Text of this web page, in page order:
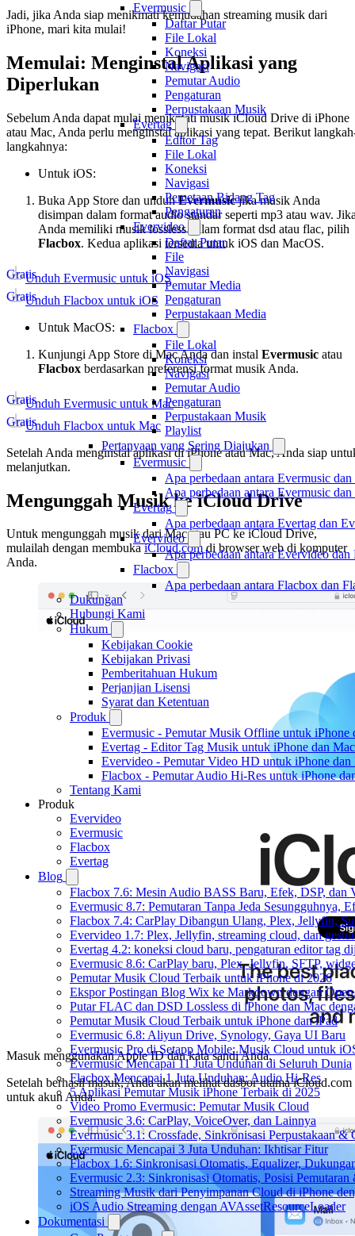
Evermusic
Daftar Putar
File Lokal
Koneksi
Navigasi
Pemutar Audio
Pengaturan
Perpustakaan Musik
Evertag
Editor Tag
File Lokal
Koneksi
Navigasi
Pemetaan Bidang Tag
Pengaturan
Evervideo
Daftar Putar
File
Navigasi
Pemutar Media
Pengaturan
Perpustakaan Media
Flacbox
File Lokal
Koneksi
Navigasi
Pemutar Audio
Pengaturan
Perpustakaan Musik
Playlist
Pertanyaan yang Sering Diajukan
Evermusic
Apa perbedaan antara Evermusic
Apa perbedaan antara Evermusic
Evertag
Apa perbedaan antara Evertag dan
Evervideo
Apa perbedaan antara Evervideo
Flacbox
Apa perbedaan antara Flacbox dan
Dukungan
Hubungi Kami
Hukum
Kebijakan Cookie
Kebijakan Privasi
Pemberitahuan Hukum
Perjanjian Lisensi
Syarat dan Ketentuan
Produk
Evermusic - Pemutar Musik Offline untuk iPhone
Evertag - Editor Tag Musik untuk iPhone dan Mac
Evervideo - Pemutar Video HD untuk iPhone dan
Flacbox - Pemutar Audio Hi-Res untuk iPhone
Tentang Kami
Produk
Evervideo
Evermusic
Flacbox
Evertag
Blog
Flacbox 7.6: Mesin Audio BASS Baru, Efek, DSP, dan
Evermusic 8.7: Pemutaran Tanpa Jeda
Flacbox 7.4: CarPlay Dibangun Ulang, Plex, Jellyfin,
Evervideo 1.7: Plex, Jellyfin, streaming cloud, dan
Evertag 4.2: koneksi cloud baru, pengaturan editor tag
Evermusic 8.6: CarPlay baru, Plex, Jellyfin, SFTP,
Pemutar Musik Cloud Terbaik untuk iPhone di 2026
Ekspor Postingan Blog Wix ke Markdown dengan
Putar FLAC dan DSD Lossless di iPhone dan Mac
Pemutar Musik Cloud Terbaik untuk iPhone dan iPad
Evermusic 6.8: Aliyun Drive, Synology, Gaya UI Baru
Evermusic Pro di Setapp Mobile: Musik Cloud untuk
Evermusic Mencapai 11 Juta Unduhan di Seluruh Dunia
Flacbox Mencapai 1 Juta Unduhan: Audio Hi-Res
5 Aplikasi Pemutar Musik iPhone Terbaik di 2025
Video Promo Evermusic: Pemutar Musik Cloud
Evermusic 3.6: CarPlay, VoiceOver, dan Lainnya
Evermusic 3.1: Crossfade, Sinkronisasi Perpustakaan &
Evermusic Mencapai 3 Juta Unduhan: Ikhtisar Fitur
Flacbox 1.6: Sinkronisasi Otomatis, Equalizer,
Evermusic 2.3: Sinkronisasi Otomatis, Posisi Pemutaran
Streaming Musik dari Penyimpanan Cloud di iPhone
iOS Audio Streaming dengan AVAssetResourceLoader
Dokumentasi
Jadi, jika Anda siap menikmati kemudahan streaming musik dari
iPhone, mari kita mulai!
Memulai: Menginstal Aplikasi yang
Diperlukan
Sebelum Anda dapat mulai menikmati musik iCloud Drive di iPhone
atau Mac, Anda perlu menginstal aplikasi yang tepat. Berikut
langkahnya:
Untuk iOS:
Buka App Store dan unduhEvermusicjika musik Anda
disimpan dalam format audio standar seperti mp3 atau wav.
Anda memiliki musik lossless dalam format dsd atau flac, pilih
Flacbox. Kedua aplikasi tersedia untuk iOS dan MacOS.
Unduh Evermusic untuk iOS
Gratis
Unduh Flacbox untuk iOS
Gratis
Untuk MacOS:
Kunjungi App Store di Mac Anda dan instal Evermusic atau
Flacbox berdasarkan preferensi format musik Anda.
Unduh Evermusic untuk Mac
Gratis
Unduh Flacbox untuk Mac
Gratis
Setelah Anda menginstal aplikasi di iPhone atau Mac, Anda siap
melanjutkan.
Mengunggah Musik ke iCloud Drive
Untuk mengunggah musik dari Mac atau PC ke iCloud Drive,
mulailah dengan membukaiCloud.comdi browser web di komputer
Anda.
Masuk menggunakan Apple ID dan kata sandi Anda.
Setelah berhasil masuk, Anda akan melihat dasbor utama iCloud.com
untuk akun Anda.